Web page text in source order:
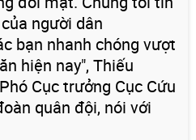
người dân
bạn nhanh chóng vượt
hiện nay", Thiếu
Cục trưởng Cục Cứu
quân đội, nói với